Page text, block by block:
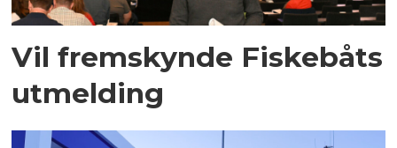
Vil fremskynde Fiskebåts
utmelding